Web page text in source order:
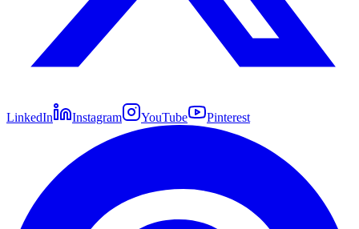
LinkedIn Instagram YouTube Pinterest